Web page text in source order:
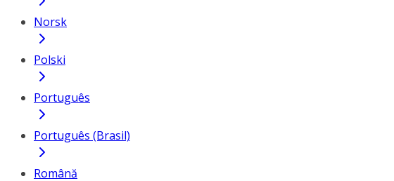
Norsk
Polski
Português
Português (Brasil)
Română